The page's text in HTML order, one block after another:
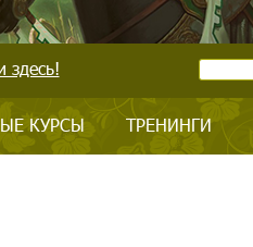
здесь!
КУРСЫ ТРЕНИНГИ